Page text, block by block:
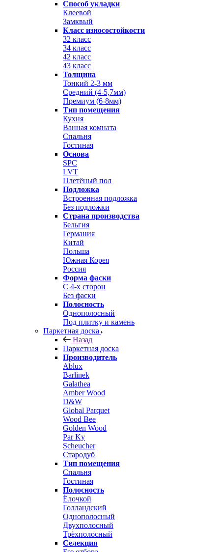
Способ укладки
Клеевой
Замквый
Класс износостойкости
32 класс
34 класс
42 класс
43 класс
Толщина
Тонкий 2-3 мм
Средний (4-5,7мм)
Премиум (6-8мм)
Тип помещения
Кухня
Ванная комната
Спальня
Гостиная
Основа
SPC
LVT
Плетёный пол
Подложка
Встроенная подложка
Без подложки
Страна производства
Бельгия
Германия
Китай
Польша
Южная Корея
Россия
Форма фаски
С 4-х сторон
Без фаски
Полосность
Однополосный
Под плитку и камень
Паркетная доска
Назад
Паркетная доска
Производитель
Ablux
Barlinek
Galathea
Amber Wood
D&W
Global Parquet
Wood Bee
Golden Wood
Par Ky
Scheucher
Стародуб
Тип помещения
Спальня
Гостиная
Полосность
Ёлочкой
Голландский
Однополосный
Двухполосный
Трёхполосный
Селекция